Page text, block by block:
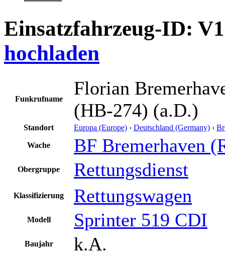
Einsatzfahrzeug-ID:
hochladen
Funkrufname
Florian
(HB-274) (a.D.)
Standort Europa (Europe) › Deutschland (Germany) ›
Wache BF Bremerhaven
Obergruppe Rettungsdienst
Klassifizierung Rettungswagen
Modell Sprinter 519 CDI
Baujahr k.A.